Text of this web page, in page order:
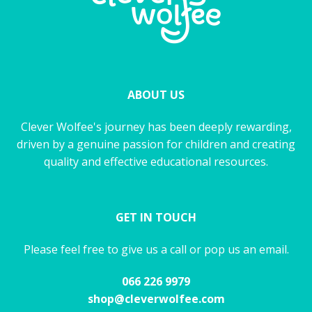
ABOUT US
Clever Wolfee's journey has been deeply rewarding,
driven by a genuine passion for children and creating
quality and effective educational resources.
GET IN TOUCH
Please feel free to give us a call or pop us an email.
066 226 9979
shop@cleverwolfee.com